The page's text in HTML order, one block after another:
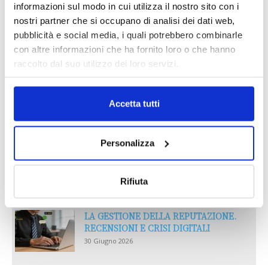
informazioni sul modo in cui utilizza il nostro sito con i
nostri partner che si occupano di analisi dei dati web,
pubblicità e social media, i quali potrebbero combinarle
con altre informazioni che ha fornito loro o che hanno
raccolto dal suo utilizzo dei loro servizi.
Accetta tutti
Personalizza
Rifiuta
Reclami e sanzioni 2025
LA GESTIONE DELLA REPUTAZIONE.
RECENSIONI E CRISI DIGITALI
30 Giugno 2026